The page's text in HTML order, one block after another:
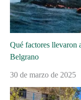
Qué factores llevaron
Belgrano
30 de marzo de 2025